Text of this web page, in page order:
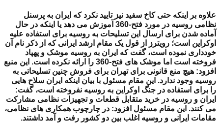
علاوه بر اینکه حتی کاخ سفید نیز تایید نکرد که ایران به پرسنل
نظامی روسیه در مورد فتح-360 آموزش می دهد یا اینکه در حال
آماده شدن برای ارسال این تسلیحات به روسیه برای استفاده علیه
اوکراین است؛ رویترز از قول یک مقام ارشد ایرانی که از ذکر نام آن
خودداری نموده است، گفت که ایران به روسیه موشک و پهپاد
فروخته است اما موشک های فتح-360 را ارائه نکرده است. این منبع
افزود: هیچ منع قانونی برای تهران برای فروش چنین تسلیحاتی به
روسیه وجود ندارد. این مقام مسئول با بیان اینکه ایران سلاح هایی
را برای استفاده در جنگ اوکراین به روسیه نفروخته است، گفت:
ایران و روسیه در خرید متقابل قطعات و تجهیزات نظامی مشارکت
می کنند. این مقام مسئول افزود: در چارچوب همکاری های نظامی،
مقامات ایرانی و روسیه اغلب بین دو کشور رفت و آمد داشتند.